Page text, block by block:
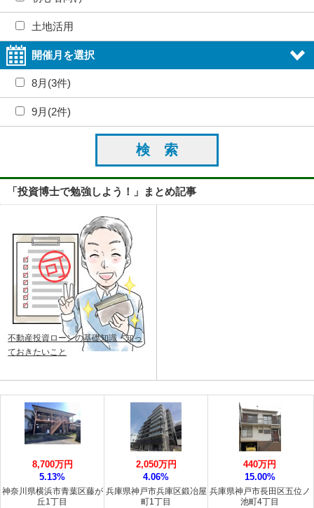
土地活用
開催月を選択
8月(3件)
9月(2件)
「投資博士で勉強しよう！」まとめ記事
不動産投資ローンの基礎知識・知っ
ておきたいこと
神奈川県横浜市青葉区藤が
丘1丁目
8,700万円
5.13%
兵庫県神戸市兵庫区鍛冶屋
町1丁目
2,050万円
4.06%
兵庫県神戸市長田区五位ノ
池町4丁目
440万円
15.00%